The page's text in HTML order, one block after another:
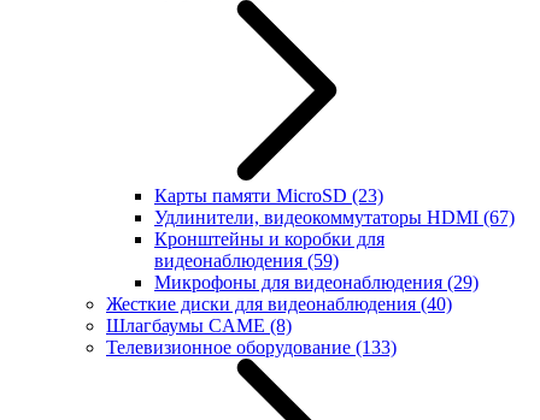
Карты памяти MicroSD (23)
Удлинители, видеокоммутаторы HDMI (67)
Кронштейны и коробки для
видеонаблюдения (59)
Микрофоны для видеонаблюдения (29)
Жесткие диски для видеонаблюдения (40)
Шлагбаумы CAME (8)
Телевизионное оборудование (133)